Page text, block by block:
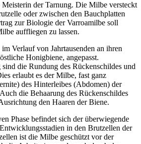
der Tarnung. Die Milbe versteckt
oder zwischen den Bauchplatten
zur Biologie der Varroamilbe soll
auffliegen zu lassen.
Verlauf von Jahrtausenden an ihren
Honigbiene, angepasst.
die Rundung des Rückenschildes und
erlaubt es der Milbe, fast ganz
des Hinterleibes (Abdomen) der
die Behaarung des Rückenschildes
den Haaren der Biene.
Phase befindet sich der überwiegende
in den Brutzellen der
ist die Milbe geschützt vor der